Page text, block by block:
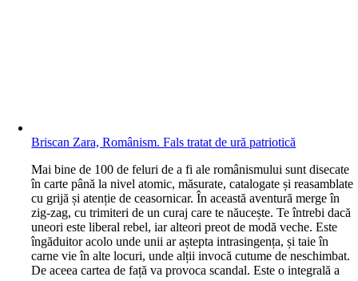
Briscan Zara, Românism. Fals tratat de ură patriotică
Mai bine de 100 de feluri de a fi ale românismului sunt disecate
în carte până la nivel atomic, măsurate, catalogate și reasamblate
cu grijă și atenție de ceasornicar. În această aventură merge în
zig-zag, cu trimiteri de un curaj care te năucește. Te întrebi dacă
uneori este liberal rebel, iar alteori preot de modă veche. Este
îngăduitor acolo unde unii ar aștepta intrasingența, și taie în
carne vie în alte locuri, unde alții invocă cutume de neschimbat.
De aceea cartea de față va provoca scandal. Este o integrală a